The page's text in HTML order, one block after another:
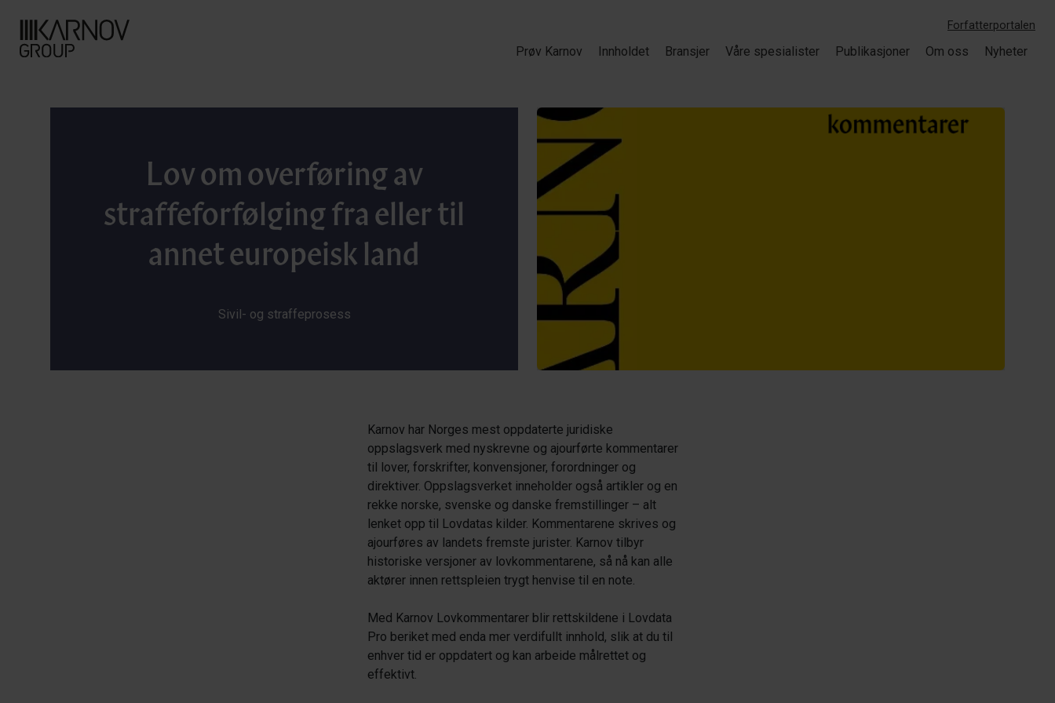
Forfatterportalen
Prøv Karnov Innholdet Bransjer Våre spesialister Publikasjoner Om oss Nyheter
Lov om overføring av
straffeforfølging fra eller til
annet europeisk land
Karnov har Norges mest oppdaterte juridiske
oppslagsverk med nyskrevne og ajourførte kommentarer
til lover, forskrifter, konvensjoner, forordninger og
direktiver. Oppslagsverket inneholder også artikler og en
rekke norske, svenske og danske fremstillinger – alt
lenket opp til Lovdatas kilder. Kommentarene skrives og
ajourføres av landets fremste jurister. Karnov tilbyr
historiske versjoner av lovkommentarene, så nå kan alle
aktører innen rettspleien trygt henvise til en note.
Med Karnov Lovkommentarer blir rettskildene i Lovdata
Pro beriket med enda mer verdifullt innhold, slik at du til
enhver tid er oppdatert og kan arbeide målrettet og
effektivt.